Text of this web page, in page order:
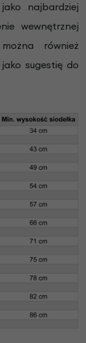
najbardziej
wewnętrznej
również
sugestię do